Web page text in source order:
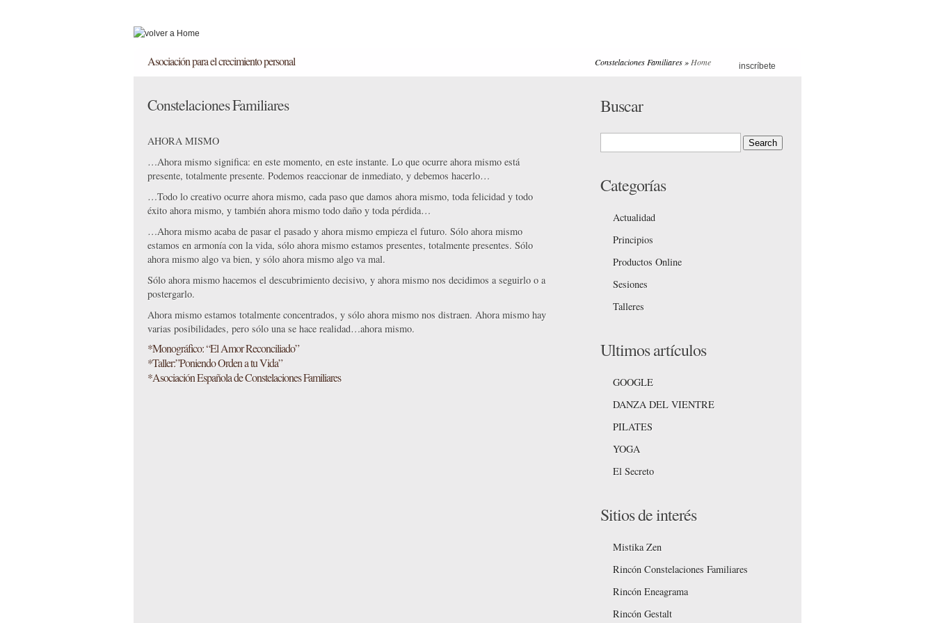
Asociación para el crecimiento personal inscríbete
Constelaciones Familiares » Home
Constelaciones Familiares
AHORA MISMO
…Ahora mismo significa: en este momento, en este instante. Lo que ocurre ahora mismo está
presente, totalmente presente. Podemos reaccionar de inmediato, y debemos hacerlo…
…Todo lo creativo ocurre ahora mismo, cada paso que damos ahora mismo, toda felicidad y todo
éxito ahora mismo, y también ahora mismo todo daño y toda pérdida…
…Ahora mismo acaba de pasar el pasado y ahora mismo empieza el futuro. Sólo ahora mismo
estamos en armonía con la vida, sólo ahora mismo estamos presentes, totalmente presentes. Sólo
ahora mismo algo va bien, y sólo ahora mismo algo va mal.
Sólo ahora mismo hacemos el descubrimiento decisivo, y ahora mismo nos decidimos a seguirlo o a
postergarlo.
Ahora mismo estamos totalmente concentrados, y sólo ahora mismo nos distraen. Ahora mismo hay
varias posibilidades, pero sólo una se hace realidad…ahora mismo.
*Monográfico: “El Amor Reconciliado”
*Taller:”Poniendo Orden a tu Vida”
*Asociación Española de Constelaciones Familiares
Buscar
Categorías
Actualidad
Principios
Productos Online
Sesiones
Talleres
Ultimos artículos
GOOGLE
DANZA DEL VIENTRE
PILATES
YOGA
El Secreto
Sitios de interés
Mistika Zen
Rincón Constelaciones Familiares
Rincón Eneagrama
Rincón Gestalt